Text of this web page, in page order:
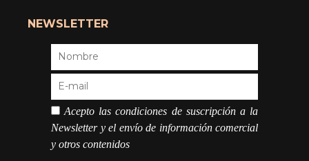
NEWSLETTER
Acepto las condiciones de suscripción a la
Newsletter y el envío de información comercial
y otros contenidos